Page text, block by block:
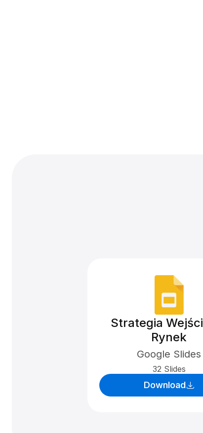
Strategia
Rynek
Google Slides
32 Slides
Download